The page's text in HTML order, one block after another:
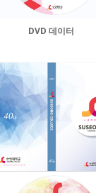
DVD 데이터